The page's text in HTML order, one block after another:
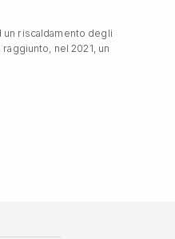
un riscaldamento degli
nel 2021, un